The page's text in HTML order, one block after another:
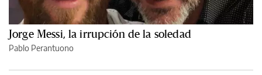
Jorge Messi, la irrupción de la soledad
Pablo Perantuono